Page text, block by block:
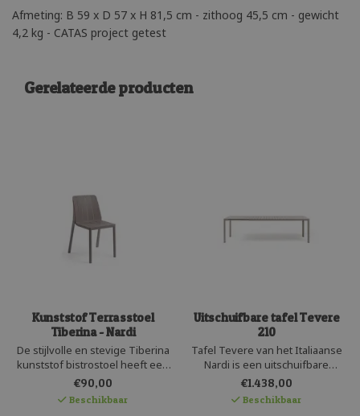
Afmeting: B 59 x D 57 x H 81,5 cm - zithoog 45,5 cm - gewicht
4,2 kg - CATAS project getest
Gerelateerde producten
Kunststof Terrasstoel
Tiberina - Nardi
De stijlvolle en stevige Tiberina
kunststof bistrostoel heeft een
uitstekende zit en is elegant
afgewerkt. Makkelijk stapelbaar,
onderhoudsarm en beschikbaar
€90,00
Beschikbaar
Uitschuifbare tafel Tevere
210
Tafel Tevere van het Italiaanse
Nardi is een uitschuifbare
buitentafel met een aluminium
frame gecombineerd met
kunststof latten. Het onderstel is
€1.438,00
Beschikbaar